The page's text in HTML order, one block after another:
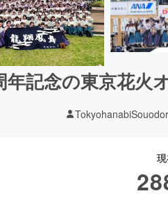
年記念の東京花火